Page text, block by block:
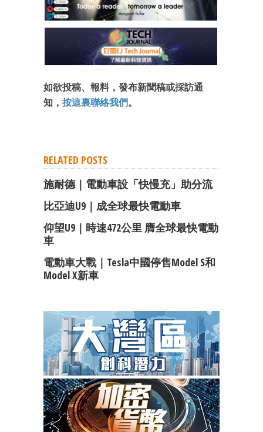
如欲投稿、報料，發布新聞稿或採訪通
知， 按這裏聯絡我們。
RELATED POSTS
施耐德｜電動車設「快慢充」助分流
比亞迪U9｜成全球最快電動車
仰望U9｜時速472公里 膺全球最快電動
車
電動車大戰｜Tesla中國停售Model S和
Model X新車